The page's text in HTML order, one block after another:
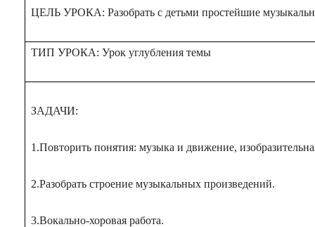
ЦЕЛЬ УРОКА: Разобрать с детьми простейшие
ТИП УРОКА: Урок углубления темы
ЗАДАЧИ:
1.Повторить понятия: музыка и движение,
2.Разобрать строение музыкальных произведений.
3.Вокально-хоровая работа.